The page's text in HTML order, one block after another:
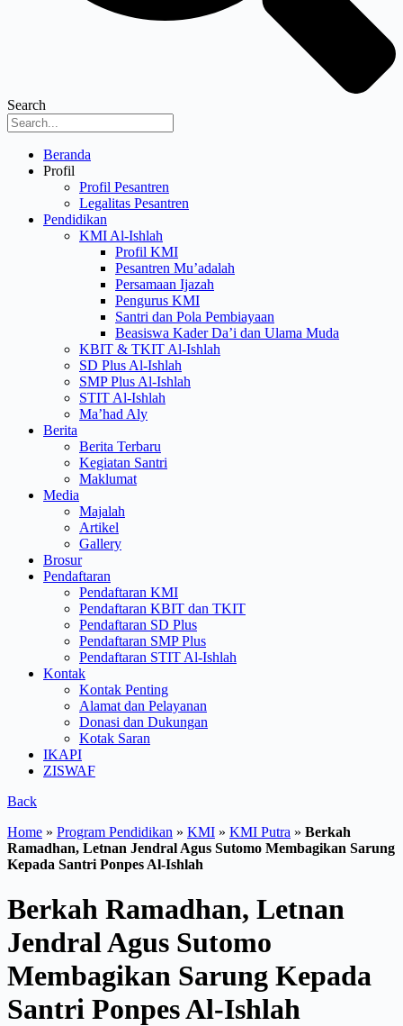
Search
Menu
Beranda
Profil
Profil Pesantren
Legalitas Pesantren
Pendidikan
KMI Al-Ishlah
Profil KMI
Pesantren Mu’adalah
Persamaan Ijazah
Pengurus KMI
Santri dan Pola Pembiayaan
Beasiswa Kader Da’i dan Ulama Muda
KBIT & TKIT Al-Ishlah
SD Plus Al-Ishlah
SMP Plus Al-Ishlah
STIT Al-Ishlah
Ma’had Aly
Berita
Berita Terbaru
Kegiatan Santri
Maklumat
Media
Majalah
Artikel
Gallery
Brosur
Pendaftaran
Pendaftaran KMI
Pendaftaran KBIT dan TKIT
Pendaftaran SD Plus
Pendaftaran SMP Plus
Pendaftaran STIT Al-Ishlah
Kontak
Kontak Penting
Alamat dan Pelayanan
Donasi dan Dukungan
Kotak Saran
IKAPI
ZISWAF
Back
Home » Program Pendidikan » KMI » KMI Putra » Berkah
Ramadhan, Letnan Jendral Agus Sutomo Membagikan Sarung
Kepada Santri Ponpes Al-Ishlah
Berkah Ramadhan, Letnan
Jendral Agus Sutomo
Membagikan Sarung Kepada
Santri Ponpes Al-Ishlah